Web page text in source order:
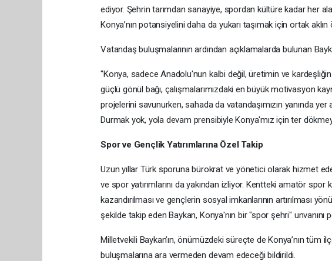
ediyor. Şehrin tarımdan sanayiye, spordan kültüre kadar her
Konya’nın potansiyelini daha da yukarı taşımak için ortak
Vatandaş buluşmalarının ardından açıklamalarda bulunan
"Konya, sadece Anadolu'nun kalbi değil, üretimin ve
güçlü gönül bağı, çalışmalarımızdaki en büyük motivasyon
projelerini savunurken, sahada da vatandaşımızın yanında
Durmak yok, yola devam prensibiyle Konya'mız için ter
Spor ve Gençlik Yatırımlarına Özel Takip
Uzun yıllar Türk sporuna bürokrat ve yönetici olarak hizmet
ve spor yatırımlarını da yakından izliyor. Kentteki amatör
kazandırılması ve gençlerin sosyal imkanlarının artırılması
şekilde takip eden Baykan, Konya'nın bir "spor şehri" unvanını
Milletvekili Baykan’ın, önümüzdeki süreçte de Konya’nın
buluşmalarına ara vermeden devam edeceği bildirildi.